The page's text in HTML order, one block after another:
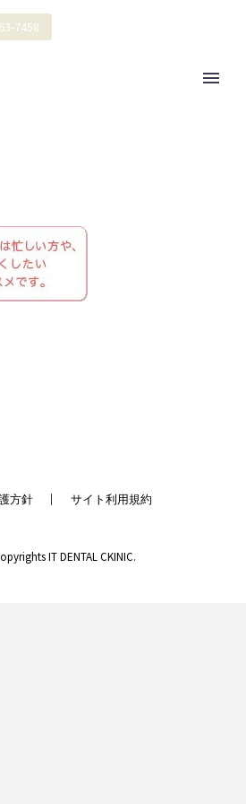
7458
方針 サイト利用規約
IT DENTAL CKINIC.